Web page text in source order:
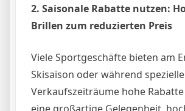
2. Saisonale Rabatte nutzen:
Brillen zum reduzierten Preis
Viele Sportgeschäfte bieten am
Skisaison oder während
Verkaufszeiträume hohe